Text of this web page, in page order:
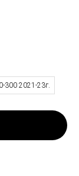
300 2021-23г.